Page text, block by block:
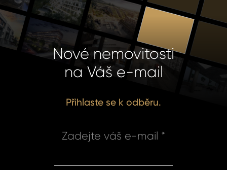
Nové nemovitosti
na Váš e-mail
Přihlaste se k odběru.
Zadejte váš e-mail *